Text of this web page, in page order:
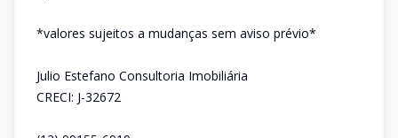
*valores sujeitos a mudanças sem aviso prévio*
Julio Estefano Consultoria Imobiliária
CRECI: J-32672